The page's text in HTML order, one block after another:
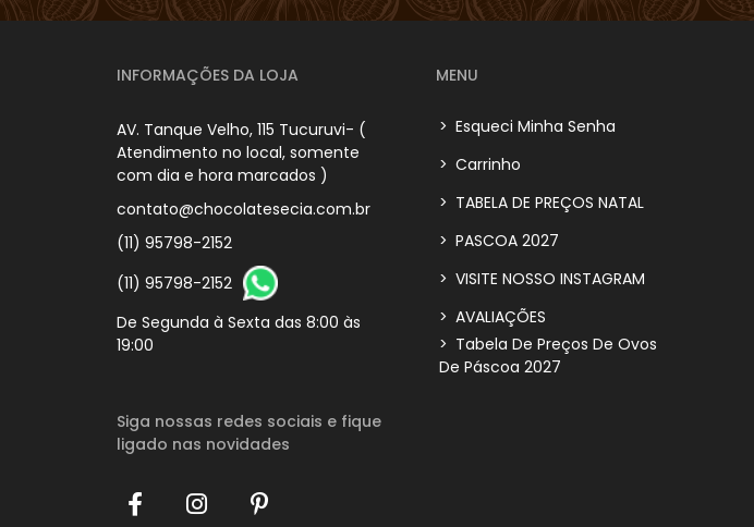
INFORMAÇÕES DA LOJA
AV. Tanque Velho, 115 Tucuruvi- (
Atendimento no local, somente
com dia e hora marcados )
contato@chocolatesecia.com.br
(11) 95798-2152
(11) 95798-2152
De Segunda à Sexta das 8:00 às
19:00
Siga nossas redes sociais e fique
ligado nas novidades
MENU
> Esqueci Minha Senha
> Carrinho
> TABELA DE PREÇOS NATAL
> PASCOA 2027
> VISITE NOSSO INSTAGRAM
> AVALIAÇÕES
> Tabela De Preços De Ovos
De Páscoa 2027
Cesta de Café da Manhã para
Homem